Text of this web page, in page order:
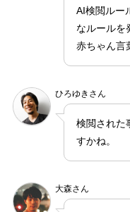
AI検閲ルー
なルールを
赤ちゃん言
ひろゆきさん
検閲された
すかね。
大森さん